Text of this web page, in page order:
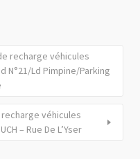
recharge véhicules
N°21/Ld Pimpine/Parking
recharge véhicules
– Rue De L’Yser